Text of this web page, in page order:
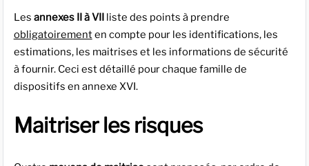
Les annexes II à VIIliste des points à prendre
obligatoirementen compte pour les identifications, les
estimations, les maitrises et les informations de sécurité
à fournir. Ceci est détaillé pour chaque famille de
dispositifs en annexe XVI.
Maitriser les risques